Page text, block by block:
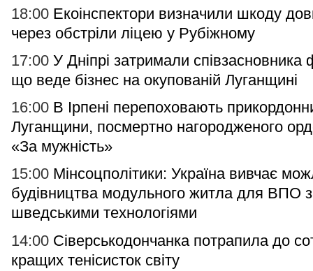
18:00 Екоінспектори визначили шкоду
через обстріли ліцею у Рубіжному
17:00 У Дніпрі затримали співзасновника
що веде бізнес на окупованій Луганщині
16:00 В Ірпені перепоховають
Луганщини, посмертно нагородженого
«За мужність»
15:00 Мінсоцполітики: Україна вивчає
будівництва модульного житла для ВПО
шведськими технологіями
14:00 Сіверськодончанка потрапила до
кращих тенісисток світу